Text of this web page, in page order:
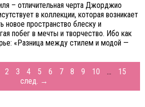
– отличительная черта Джорджио
в коллекции, которая возникает
новое пространство блеску и
побег в мечты и творчество. Ибо как
«Разница между стилем и модой —
2 3 4 5 6 7 8 9 10 ...
15
след. →